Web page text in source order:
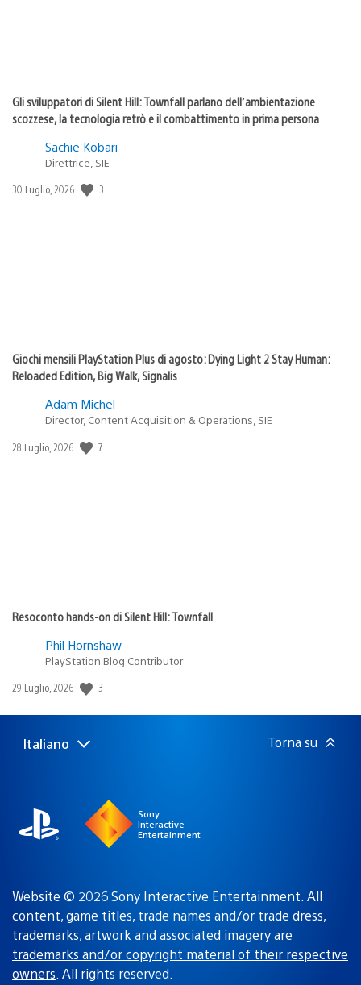
Gli sviluppatori di Silent Hill: Townfall parlano dell’ambientazione
scozzese, la tecnologia retrò e il combattimento in prima persona
Sachie Kobari
Direttrice, SIE
Data
30 Luglio, 2026 3
Giochi mensili PlayStation Plus di agosto: Dying Light 2 Stay Human:
Reloaded Edition, Big Walk, Signalis
Adam Michel
Director, Content Acquisition & Operations, SIE
Data
28 Luglio, 2026 7
Resoconto hands-on di Silent Hill: Townfall
Phil Hornshaw
PlayStation Blog Contributor
Data
pubblicazione:
29 Luglio, 2026 3
Seleziona
una
Regione
attuale:
Italiano Torna su
Sony
Interactive
Entertainment
Website © 2026 Sony Interactive Entertainment. All
content, game titles, trade names and/or trade dress,
trademarks, artwork and associated imagery are
trademarks and/or copyright material of their respective
owners. All rights reserved.